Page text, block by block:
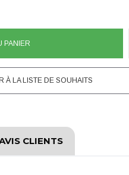
PANIER
À LA LISTE DE SOUHAITS
CLIENTS